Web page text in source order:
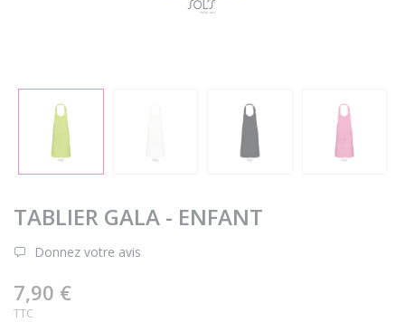
TABLIER GALA - ENFANT
Donnez votre avis
7,90 €
TTC